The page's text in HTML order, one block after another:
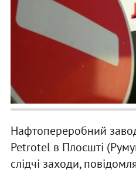
Нафтопереробний
Petrotel в Плоєшті
слідчі заходи,